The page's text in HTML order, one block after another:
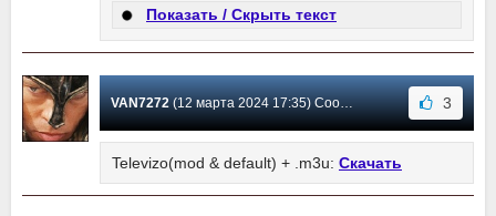
Показать / Скрыть текст
VAN7272(12 марта 2024 17:35) Сообщение #13 3
Televizo(mod & default) + .m3u: Скачать